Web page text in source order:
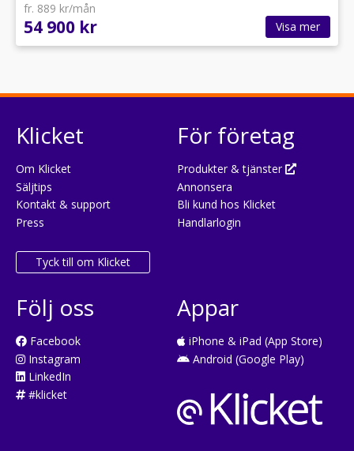
fr. 889 kr/mån
54 900 kr Visa mer
Klicket
Om Klicket
Säljtips
Kontakt & support
Press
Tyck till om Klicket
För företag
Produkter & tjänster
Annonsera
Bli kund hos Klicket
Handlarlogin
Följ oss
Facebook
Instagram
LinkedIn
#klicket
Appar
iPhone & iPad (App Store)
Android (Google Play)